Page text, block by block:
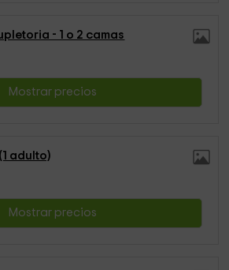
- 1 o 2 camas
Mostrar precios
adulto)
Mostrar precios